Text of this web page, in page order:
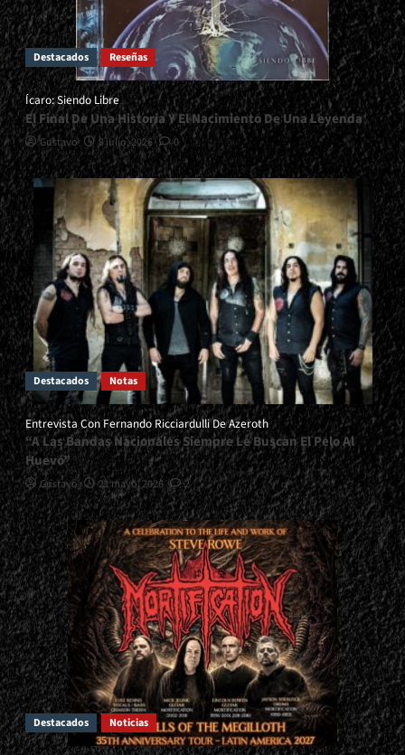
3
Pandemia: Advenimiento
La Confirmación De Una Leyenda
4
Reseñas
Zebulon: Come Day Of Reckoning
Ha Llegado El Día Del Doom Metal
5
Reseñas
Majesty: Exaltation I - IV
Frío y Crudo Black Metal
Destacados Reseñas
Ícaro: Siendo Libre
El Final De Una Historia Y El Nacimiento De Una Leyenda
Gustavo 8 julio, 2026 0
Destacados Notas
Entrevista Con Fernando Ricciardulli De Azeroth
“A Las Bandas Nacionales Siempre Le Buscan El Pelo Al
Huevo”
Gustavo 21 mayo, 2026 2
Destacados Noticias